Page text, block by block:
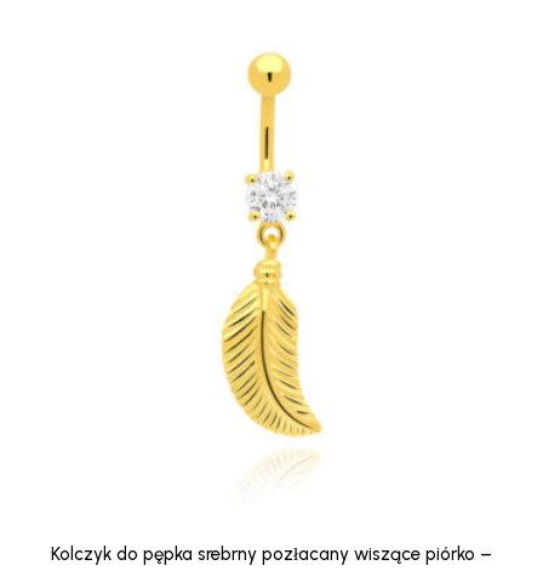
Kolczyk do pępka srebrny pozłacany wiszące piórko –